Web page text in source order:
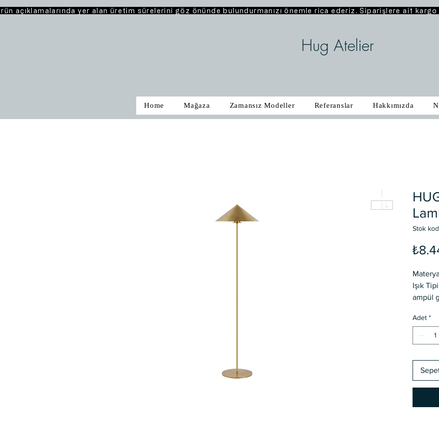
açıklamalarında yer alan üretim sürelerini göz önünde bulundurmanızı önemle rica ederiz. Siparişlere ait
Hug Atelier
Home Mağaza Zamansız Modeller Referanslar Hakkımızda
Stok
Işık
ampül
Power
Flanş
Özel
Farklı
Kargo
Adet *